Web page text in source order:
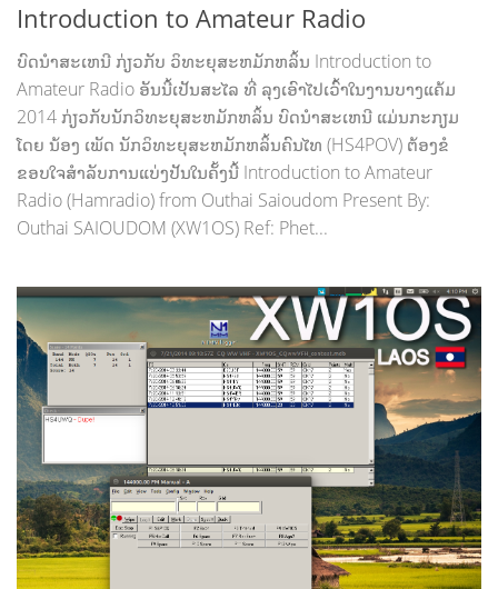
Introduction to Amateur Radio
ບົດນຳສະເຫນີ ກ່ຽວກັບ ວິທະຍຸສະຫມັກຫລິ້ນ Introduction to
Amateur Radio ອັນນີ້ເປັນສະໄລ ທີ່ ລຸງເອົາໄປເວົ້າໃນງານບາງແຄ້ມ
2014 ກ່ຽວກັບນັກວິທະຍຸສະຫມັກຫລິ້ນ ບົດນຳສະເຫນີ ແມ່ນກະກຽມ
ໂດຍ ນ້ອງ ເພັດ ນັກວິທະຍຸສະຫມັກຫລິ້ນຄົນໄທ (HS4POV) ຕ້ອງຂໍ
ຂອບໃຈສຳລັບການແບ່ງປັນໃນຄັ້ງນີ້ Introduction to Amateur
Radio (Hamradio) from Outhai Saioudom Present By:
Outhai SAIOUDOM (XW1OS) Ref: Phet...